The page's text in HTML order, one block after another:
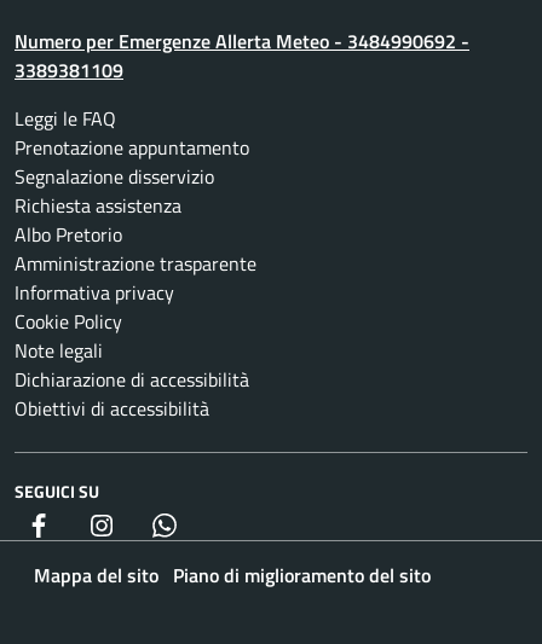
Numero per Emergenze Allerta Meteo - 3484990692 -
3389381109
Leggi le FAQ
Prenotazione appuntamento
Segnalazione disservizio
Richiesta assistenza
Albo Pretorio
Amministrazione trasparente
Informativa privacy
Cookie Policy
Note legali
Dichiarazione di accessibilità
Obiettivi di accessibilità
SEGUICI SU
Facebook Instagram
Mappa del sito Piano di miglioramento del sito